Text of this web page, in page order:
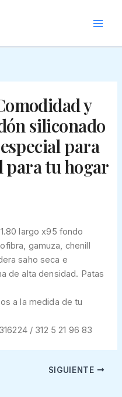
y
siliconado
para
para tu hogar
largo x95 fondo
gamuza, chenill
saho seca e
de alta densidad. Patas
a la medida de tu
/ 312 5 21 96 83
SIGUIENTE